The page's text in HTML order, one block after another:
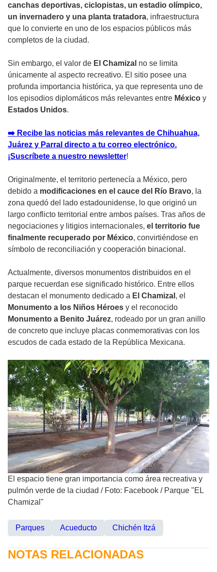
canchas deportivas, ciclopistas, un estadio olímpico,
un invernadero y una planta tratadora, infraestructura
que lo convierte en uno de los espacios públicos más
completos de la ciudad.
Sin embargo, el valor de El Chamizal no se limita
únicamente al aspecto recreativo. El sitio posee una
profunda importancia histórica, ya que representa uno de
los episodios diplomáticos más relevantes entre México y
Estados Unidos.
➡️ Recibe las noticias más relevantes de Chihuahua,
Juárez y Parral directo a tu correo electrónico.
¡Suscríbete a nuestro newsletter!
Originalmente, el territorio pertenecía a México, pero
debido a modificaciones en el cauce del Río Bravo, la
zona quedó del lado estadounidense, lo que originó un
largo conflicto territorial entre ambos países. Tras años de
negociaciones y litigios internacionales, el territorio fue
finalmente recuperado por México, convirtiéndose en
símbolo de reconciliación y cooperación binacional.
Actualmente, diversos monumentos distribuidos en el
parque recuerdan ese significado histórico. Entre ellos
destacan el monumento dedicado a El Chamizal , el
Monumento a los Niños Héroes y el reconocido
Monumento a Benito Juárez, rodeado por un gran anillo
de concreto que incluye placas conmemorativas con los
escudos de cada estado de la República Mexicana.
El espacio tiene gran importancia como área recreativa y
pulmón verde de la ciudad / Foto: Facebook / Parque "EL
Chamizal"
Parques Acueducto Chichén Itzá
NOTAS RELACIONADAS